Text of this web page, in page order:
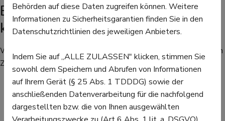
Einfaches Rezept für eine
klassische Kürbissuppe
Wer auf den Geschmack gekommen ist, kann mit den folgenden
Zutaten eine Kürbissuppe zubereiten:
1 kleiner Hokkaido-Kürbis
1 Zwiebel
2 Knoblauchzehen
Behörden auf diese Daten zugreifen können. Weitere
Informationen zu Sicherheitsgarantien finden Sie in den
Datenschutzrichtlinien des jeweiligen Anbieters.
Indem Sie auf „ALLE ZULASSEN" klicken, stimmen Sie
sowohl dem Speichern und Abrufen von Informationen
auf Ihrem Gerät (§ 25 Abs. 1 TDDDG) sowie der
anschließenden Datenverarbeitung für die nachfolgend
dargestellten bzw. die von Ihnen ausgewählten